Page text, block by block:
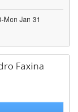
Mon Jan 31
Faxina